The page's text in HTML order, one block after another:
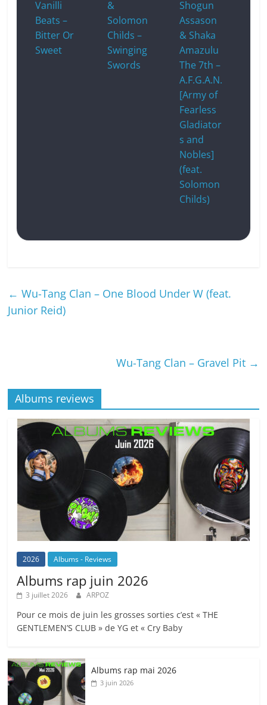
Vanilli
Beats –
Bitter Or
Sweet
&
Solomon
Childs –
Swinging
Swords
Shogun
Assason
& Shaka
Amazulu
The 7th –
A.F.G.A.N.
[Army of
Fearless
Gladiator
s and
Nobles]
(feat.
Solomon
Childs)
← Wu-Tang Clan – One Blood Under W (feat.
Junior Reid)
Wu-Tang Clan – Gravel Pit →
Albums reviews
2026 Albums - Reviews
Albums rap juin 2026
3 juillet 2026 ARPOZ
Pour ce mois de juin les grosses sorties c’est « THE
GENTLEMEN’S CLUB » de YG et « Cry Baby
Albums rap mai 2026
3 juin 2026